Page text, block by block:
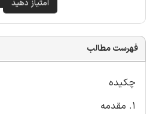
فهرست مطالب
چکیده
1. مقدمه